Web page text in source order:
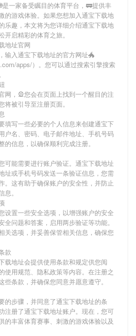
是一家备受瞩目的体育平台，🚃提供丰
的游戏体验。如果您想加入通宝下载地
乐趣，本文将为您详细介绍通宝下载地
开启精彩的体育之旅。
地址官网
输入通宝下载地址的官方网址🐲
apps/）。您可以通过搜索引擎搜索
网，🎡您会在页面上找到一个醒目的注
被引导至注册页面。
填写一些必要的个人信息来创建通宝下
户名、密码、电子邮件地址、手机号码
信息，以确保顺利完成注册。
能需要进行账户验证。 通宝下载地址
址或手机号码发送一条验证信息，您需
。这有助于确保账户的安全性，并防止
。
设置一些安全选项，以增强账户的安全
全问题和答案，启用两步验证等功能。
关选项，并妥善保管相关信息，确保您
款
载地址会提供使用条款和规定供您阅
使用规范、隐私政策等内容。在注册之
些条款，并确保您同意并愿意遵守。
的步骤，并同意了通宝下载地址的条
注册了通宝下载地址账户。现在，您可
的丰富体育赛事、刺激的游戏体验以及